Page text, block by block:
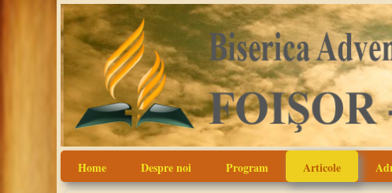
Home Despre noi Program Articole